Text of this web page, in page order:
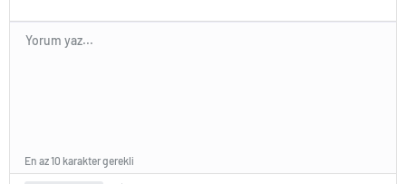
En az 10 karakter gerekli